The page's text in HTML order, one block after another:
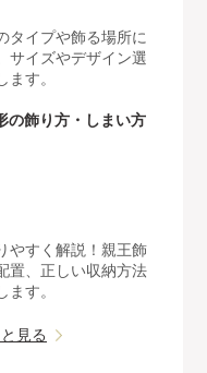
タイプや飾る場所に
サイズやデザイン選
す。
の飾り方・しまい方
やすく解説！親王飾
置、正しい収納方法
す。
見る